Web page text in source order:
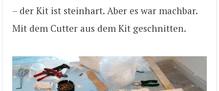
– der Kit ist steinhart. Aber es war machbar.
Mit dem Cutter aus dem Kit geschnitten.